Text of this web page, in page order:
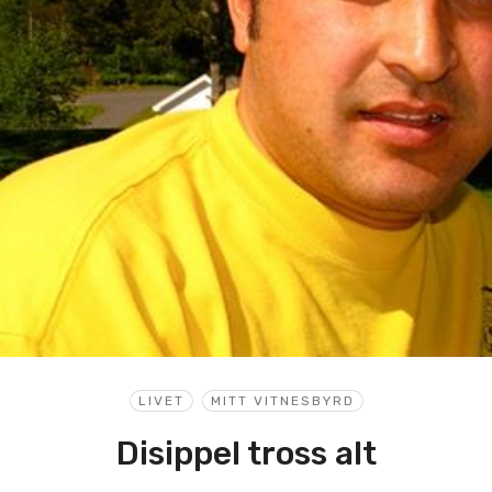
LIVET MITT VITNESBYRD
Disippel tross alt